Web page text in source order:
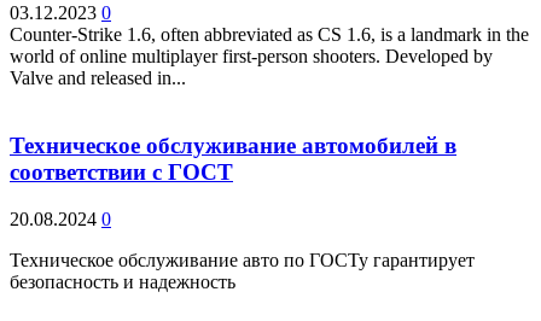
03.12.2023 0
Counter-Strike 1.6, often abbreviated as CS 1.6, is a landmark in the
world of online multiplayer first-person shooters. Developed by
Valve and released in...
Техническое обслуживание автомобилей в
соответствии с ГОСТ
20.08.2024 0
Техническое обслуживание авто по ГОСТу гарантирует
безопасность и надежность